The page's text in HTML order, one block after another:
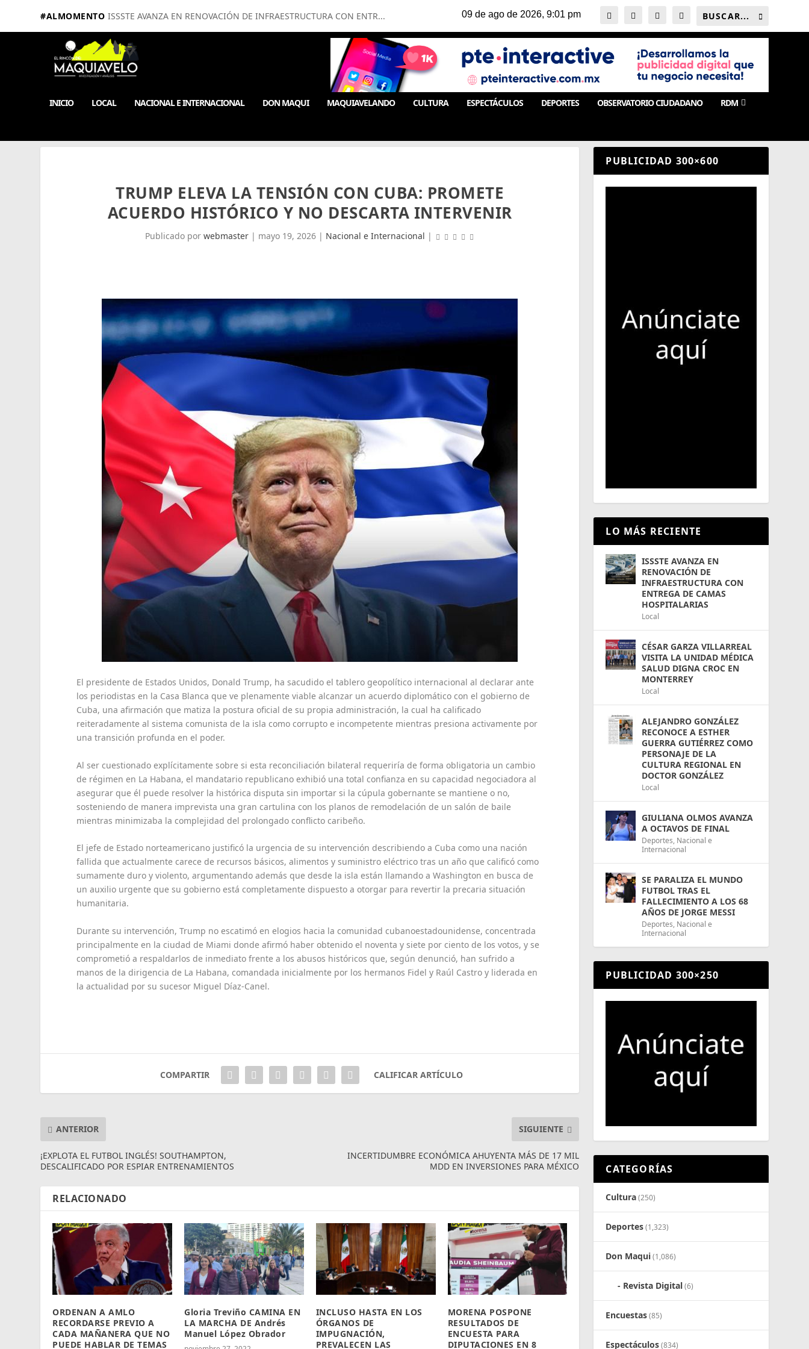
#ALMOMENTO ISSSTE AVANZA EN RENOVACIÓN DE INFRAESTRUCTURA CON ENTR...
INICIO LOCAL NACIONAL E INTERNACIONAL DON MAQUI MAQUIAVELANDO CULTURA ESPECTÁCULOS DEPORTES OBSERVATORIO CIUDADANO RDM
TRUMP ELEVA LA TENSIÓN CON CUBA: PROMETE
ACUERDO HISTÓRICO Y NO DESCARTA INTERVENIR
Publicado porwebmaster | mayo 19, 2026 | Nacional e Internacional |
El presidente de Estados Unidos, Donald Trump, ha sacudido el tablero geopolítico internacional al declarar ante
los periodistas en la Casa Blanca que ve plenamente viable alcanzar un acuerdo diplomático con el gobierno de
Cuba, una afirmación que matiza la postura oficial de su propia administración, la cual ha calificado
reiteradamente al sistema comunista de la isla como corrupto e incompetente mientras presiona activamente por
una transición profunda en el poder.
Al ser cuestionado explícitamente sobre si esta reconciliación bilateral requeriría de forma obligatoria un cambio
de régimen en La Habana, el mandatario republicano exhibió una total confianza en su capacidad negociadora al
asegurar que él puede resolver la histórica disputa sin importar si la cúpula gobernante se mantiene o no,
sosteniendo de manera imprevista una gran cartulina con los planos de remodelación de un salón de baile
mientras minimizaba la complejidad del prolongado conflicto caribeño.
El jefe de Estado norteamericano justificó la urgencia de su intervención describiendo a Cuba como una nación
fallida que actualmente carece de recursos básicos, alimentos y suministro eléctrico tras un año que calificó como
sumamente duro y violento, argumentando además que desde la isla están llamando a Washington en busca de
un auxilio urgente que su gobierno está completamente dispuesto a otorgar para revertir la precaria situación
humanitaria.
Durante su intervención, Trump no escatimó en elogios hacia la comunidad cubanoestadounidense, concentrada
principalmente en la ciudad de Miami donde afirmó haber obtenido el noventa y siete por ciento de los votos, y se
comprometió a respaldarlos de inmediato frente a los abusos históricos que, según denunció, han sufrido a
manos de la dirigencia de La Habana, comandada inicialmente por los hermanos Fidel y Raúl Castro y liderada en
la actualidad por su sucesor Miguel Díaz-Canel.
COMPARTIR CALIFICAR ARTÍCULO
ANTERIOR
¡EXPLOTA EL FUTBOL INGLÉS! SOUTHAMPTON,
DESCALIFICADO POR ESPIAR ENTRENAMIENTOS
SIGUIENTE
INCERTIDUMBRE ECONÓMICA AHUYENTA MÁS DE 17 MIL
MDD EN INVERSIONES PARA MÉXICO
RELACIONADO
ORDENAN A AMLO
RECORDARSE PREVIO A
CADA MAÑANERA QUE NO
PUEDE HABLAR DE TEMAS
Gloria Treviño CAMINA EN
LA MARCHA DE Andrés
Manuel López Obrador
INCLUSO HASTA EN LOS
ÓRGANOS DE
IMPUGNACIÓN,
PREVALECEN LAS
MORENA POSPONE
RESULTADOS DE
ENCUESTA PARA
DIPUTACIONES EN 8
PUBLICIDAD 300×600
LO MÁS RECIENTE
ISSSTE AVANZA EN
RENOVACIÓN DE
INFRAESTRUCTURA CON
ENTREGA DE CAMAS
HOSPITALARIAS
Local
CÉSAR GARZA VILLARREAL
VISITA LA UNIDAD MÉDICA
SALUD DIGNA CROC EN
MONTERREY
Local
ALEJANDRO GONZÁLEZ
RECONOCE A ESTHER
GUERRA GUTIÉRREZ COMO
PERSONAJE DE LA
CULTURA REGIONAL EN
DOCTOR GONZÁLEZ
Local
GIULIANA OLMOS AVANZA
A OCTAVOS DE FINAL
Deportes, Nacional e
Internacional
SE PARALIZA EL MUNDO
FUTBOL TRAS EL
FALLECIMIENTO A LOS 68
AÑOS DE JORGE MESSI
Deportes, Nacional e
Internacional
PUBLICIDAD 300×250
CATEGORÍAS
Cultura(250)
Deportes(1,323)
Don Maqui(1,086)
Revista Digital(6)
Encuestas(85)
Espectáculos(834)